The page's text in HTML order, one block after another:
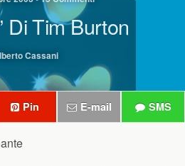
Di Tim Burton
Cassani
Pin E-mail SMS